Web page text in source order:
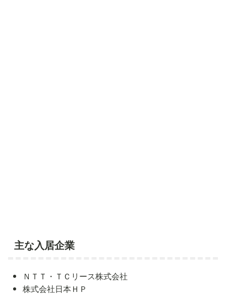
主な入居企業
ＮＴＴ・ＴＣリース株式会社
株式会社日本ＨＰ